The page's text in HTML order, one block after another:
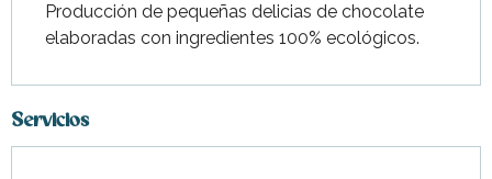
Producción de pequeñas delicias de chocolate
elaboradas con ingredientes 100% ecológicos.
Servicios